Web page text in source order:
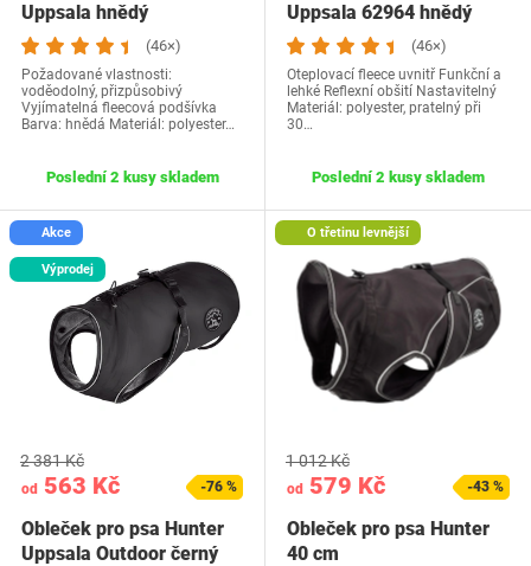
Uppsala hnědý
(46×)
Požadované vlastnosti:
voděodolný, přizpůsobivý
Vyjímatelná fleecová podšívka
Barva: hnědá Materiál: polyester…
Poslední 2 kusy skladem
Uppsala 62964 hnědý
(46×)
Oteplovací fleece uvnitř Funkční a
lehké Reflexní obšití Nastavitelný
Materiál: polyester, pratelný při
30…
Poslední 2 kusy skladem
Akce
Výprodej
od 563 Kč
2 381 Kč
-76 %
Obleček pro psa Hunter
Uppsala Outdoor černý
O třetinu levnější
od 579 Kč
1 012 Kč
-43 %
Obleček pro psa Hunter
40 cm